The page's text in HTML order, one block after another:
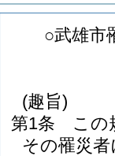
○武雄市
(趣旨)
第1条
この
その罹災